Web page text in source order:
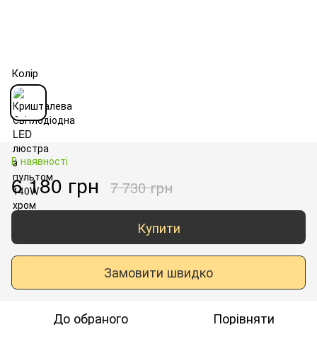
Колір
В наявності
6 180 грн 7 730 грн
Купити
Замовити швидко
До обраного Порівняти